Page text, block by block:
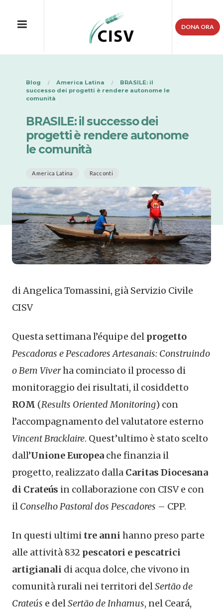
DONA ORA
Blog America Latina
BRASILE: il
successo dei progetti è rendere autonome le
comunità
BRASILE: il successo dei
progetti è rendere autonome
le comunità
America Latina Racconti
di Angelica Tomassini, già Servizio Civile
CISV
Questa settimana l’équipe del progetto
Pescadoras e Pescadores Artesanais: Construindo
o Bem Viverha cominciato il processo di
monitoraggio dei risultati, il cosiddetto
ROM (Results Oriented Monitoring) con
l’accompagnamento del valutatore esterno
Vincent Bracklaire. Quest’ultimo è stato scelto
dall’Unione Europea che finanzia il
progetto, realizzato dalla Caritas Diocesana
di Crateús in collaborazione con CISV e con
il Conselho Pastoral dos Pescadores – CPP.
In questi ultimi tre anni hanno preso parte
alle attività 832 pescatori e pescatrici
artigianali di acqua dolce, che vivono in
comunità rurali nei territori delSertão de
Crateús e delSertão de Inhamus, nel Ceará,